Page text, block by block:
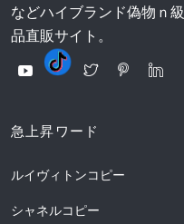
などハイブランド偽物ｎ級
品直販サイト。
急上昇ワード
ルイヴィトンコピー
シャネルコピー